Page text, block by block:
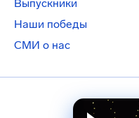
Выпускники
Наши победы
СМИ о нас